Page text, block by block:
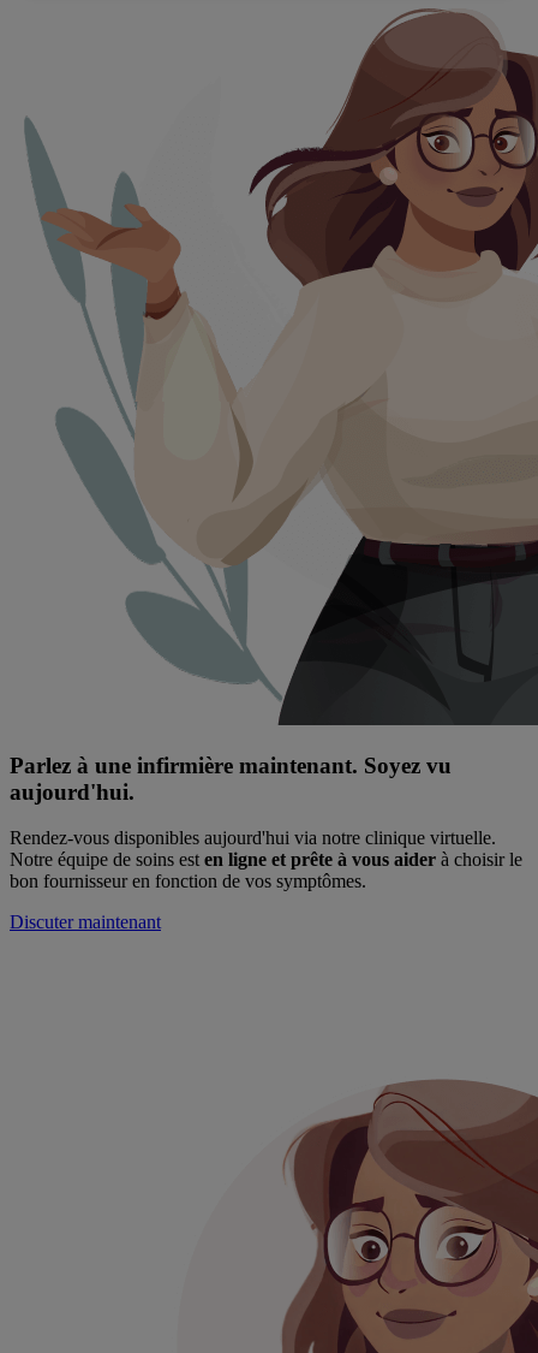
Parlez à une infirmière maintenant. Soyez vu
aujourd'hui.
Rendez-vous disponibles aujourd'hui via notre clinique virtuelle.
Notre équipe de soins esten ligne et prête à vous aider à choisir le
bon fournisseur en fonction de vos symptômes.
Discuter maintenant